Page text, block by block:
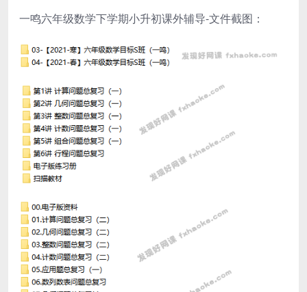
一鸣六年级数学下学期小升初课外辅导-文件截图：